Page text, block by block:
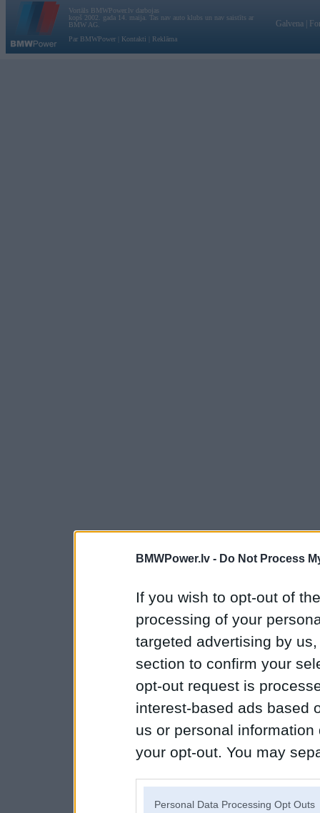
BMWPower.lv - Do Not Process
If you wish to opt-out of
processing of your
targeted advertising by
section to confirm your
opt-out request is
interest-based ads based
us or personal
your opt-out. You may
Personal Data Processing Opt Outs
Vortāls BMWPower.lv darbojas
kopš 2002. gada 14. maija. Tas nav auto klubs un nav saistīts ar
BMW AG.
Par BMWPower
Kontakti Reklāma
Galvena